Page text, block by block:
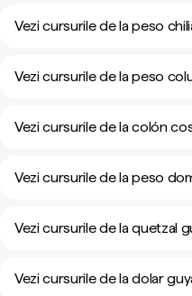
Vezi cursurile de la peso
Vezi cursurile de la peso
Vezi cursurile de la colón
Vezi cursurile de la peso
Vezi cursurile de la quetzal
Vezi cursurile de la dolar